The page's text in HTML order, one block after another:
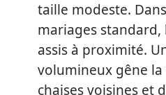
taille modeste.
mariages standard,
assis à proximité.
volumineux gêne la
chaises voisines et